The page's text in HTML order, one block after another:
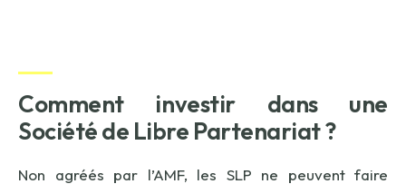
Comment investir dans une
Société de Libre Partenariat ?
Non agréés par l’AMF, les SLP ne peuvent faire